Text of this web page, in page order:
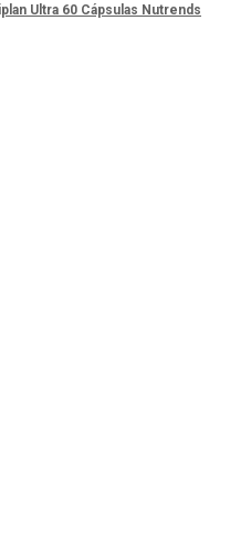
Ultra 60 Cápsulas Nutrends